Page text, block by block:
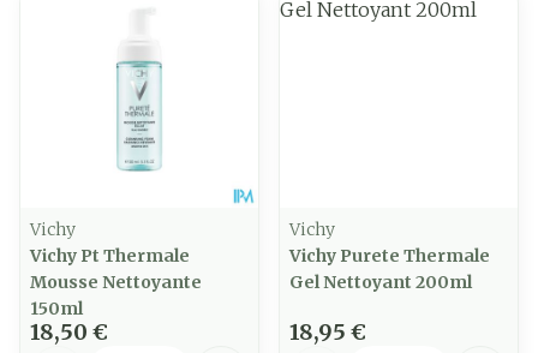
Vichy
Vichy Pt Thermale
Mousse Nettoyante
150ml
18,50 €
Vichy
Vichy Purete Thermale
Gel Nettoyant 200ml
18,95 €